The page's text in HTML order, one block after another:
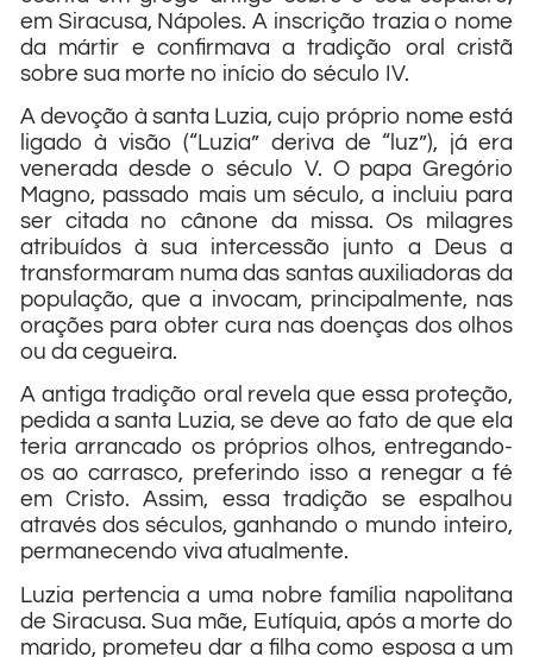
em Siracusa, Nápoles. A inscrição trazia o nome
da mártir e confirmava a tradição oral cristã
sobre sua morte no início do século IV.
A devoção à santa Luzia, cujo próprio nome está
ligado à visão (“Luzia” deriva de “luz”), já era
venerada desde o século V. O papa Gregório
Magno, passado mais um século, a incluiu para
ser citada no cânone da missa. Os milagres
atribuídos à sua intercessão junto a Deus a
transformaram numa das santas auxiliadoras da
população, que a invocam, principalmente, nas
orações para obter cura nas doenças dos olhos
ou da cegueira.
A antiga tradição oral revela que essa proteção,
pedida a santa Luzia, se deve ao fato de que ela
teria arrancado os próprios olhos, entregando-
os ao carrasco, preferindo isso a renegar a fé
em Cristo. Assim, essa tradição se espalhou
através dos séculos, ganhando o mundo inteiro,
permanecendo viva atualmente.
Luzia pertencia a uma nobre família napolitana
de Siracusa. Sua mãe, Eutíquia, após a morte do
marido, prometeu dar a filha como esposa a um